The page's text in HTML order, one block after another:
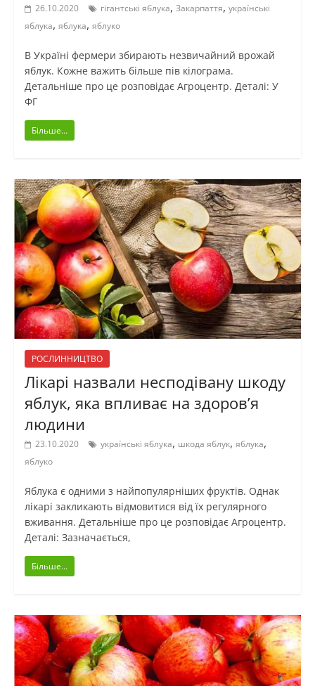
26.10.2020 гігантські яблука, Закарпаття, українські
яблука, яблука, яблуко
В Україні фермери збирають незвичайний врожай
яблук. Кожне важить більше пів кілограма.
Детальніше про це розповідає Агроцентр. Деталі: У
ФГ
Більше...
РОСЛИННИЦТВО
Лікарі назвали несподівану шкоду
яблук, яка впливає на здоров’я
людини
23.10.2020 українські яблука, шкода яблук, яблука,
яблуко
Яблука є одними з найпопулярніших фруктів. Однак
лікарі закликають відмовитися від їх регулярного
вживання. Детальніше про це розповідає Агроцентр.
Деталі: Зазначається,
Більше...